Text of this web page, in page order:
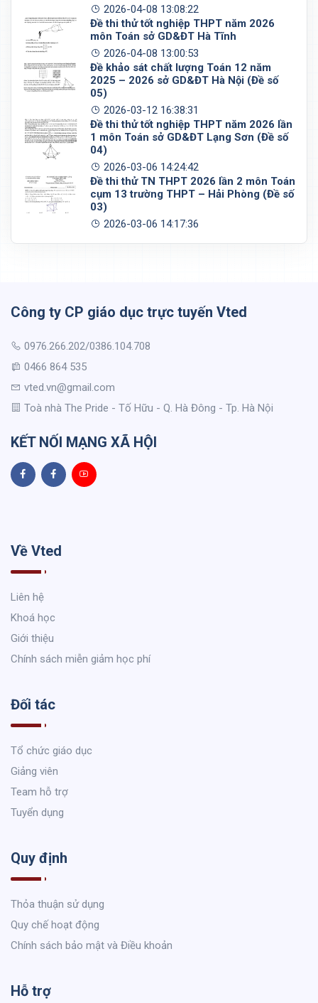
2026-04-08 13:08:22
Đề thi thử tốt nghiệp THPT năm 2026
môn Toán sở GD&ĐT Hà Tĩnh
2026-04-08 13:00:53
Đề khảo sát chất lượng Toán 12 năm
2025 – 2026 sở GD&ĐT Hà Nội (Đề số
05)
2026-03-12 16:38:31
Đề thi thử tốt nghiệp THPT năm 2026 lần
1 môn Toán sở GD&ĐT Lạng Sơn (Đề số
04)
2026-03-06 14:24:42
Đề thi thử TN THPT 2026 lần 2 môn Toán
cụm 13 trường THPT – Hải Phòng (Đề số
03)
2026-03-06 14:17:36
Công ty CP giáo dục trực tuyến Vted
0976.266.202/0386.104.708
0466 864 535
vted.vn@gmail.com
Toà nhà The Pride - Tố Hữu - Q. Hà Đông - Tp. Hà Nội
KẾT NỐI MẠNG XÃ HỘI
Về Vted
Liên hệ
Khoá học
Giới thiệu
Chính sách miễn giảm học phí
Đối tác
Tổ chức giáo dục
Giảng viên
Team hỗ trợ
Tuyển dụng
Quy định
Thỏa thuận sử dụng
Quy chế hoạt động
Chính sách bảo mật và Điều khoản
Hỗ trợ